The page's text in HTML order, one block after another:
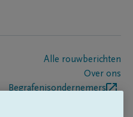
Alle rouwberichten
Over ons
Begrafenisondernemers